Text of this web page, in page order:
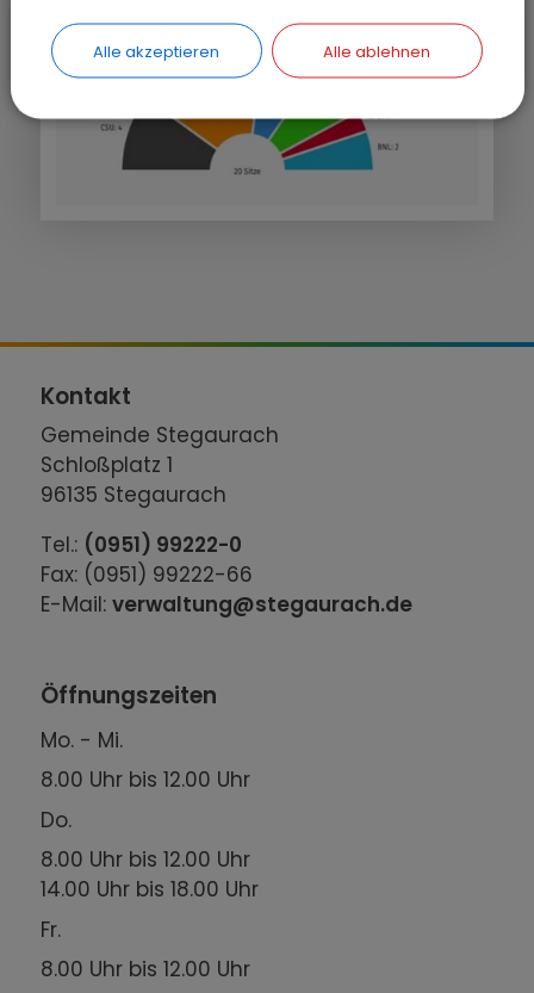
Kontakt
Gemeinde Stegaurach
Schloßplatz 1
96135 Stegaurach
Tel.: (0951) 99222-0
Fax: (0951) 99222-66
E-Mail:verwaltung@stegaurach.de
Öffnungszeiten
Mo. - Mi.
8.00 Uhr bis 12.00 Uhr
Do.
8.00 Uhr bis 12.00 Uhr
14.00 Uhr bis 18.00 Uhr
Fr.
8.00 Uhr bis 12.00 Uhr
Alle akzeptieren Alle ablehnen